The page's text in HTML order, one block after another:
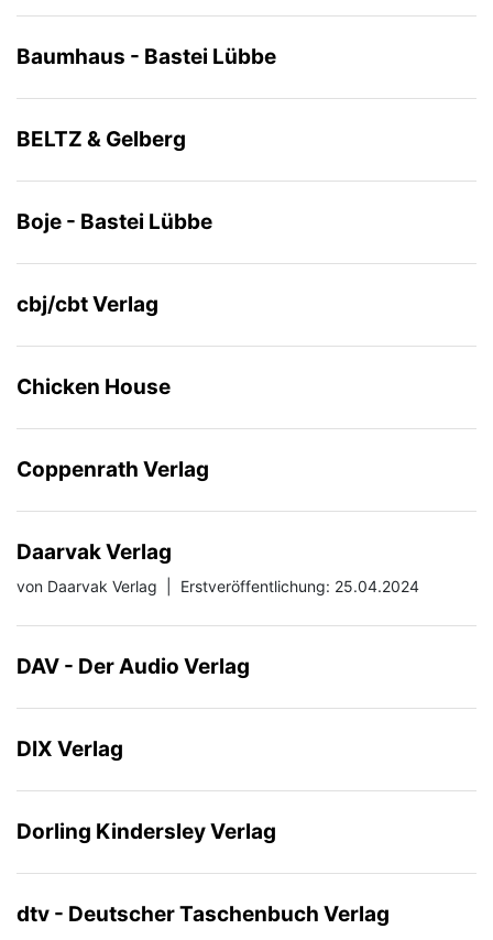
Baumhaus - Bastei Lübbe
BELTZ & Gelberg
Boje - Bastei Lübbe
cbj/cbt Verlag
Chicken House
Coppenrath Verlag
Daarvak Verlag
von Daarvak Verlag Erstveröffentlichung: 25.04.2024
DAV - Der Audio Verlag
DIX Verlag
Dorling Kindersley Verlag
dtv - Deutscher Taschenbuch Verlag